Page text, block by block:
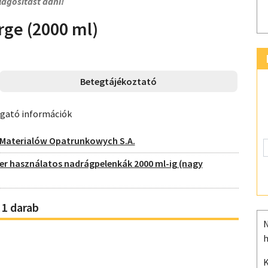
(2000 ml)
Betegtájékoztató
információk
Opatrunkowych S.A.
használatos nadrágpelenkák 2000 ml-ig (nagy
darab